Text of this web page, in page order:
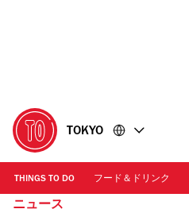
に
移
動
移
動
TOKYO
THINGS TO DO フード＆ドリンク
ニュース